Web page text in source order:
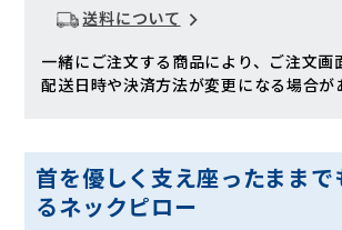
送料について
一緒にご注文する商品により、ご注文画
配送日時や決済方法が変更になる場合が
首を優しく支え座ったままで
るネックピロー